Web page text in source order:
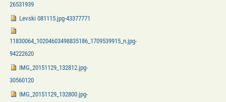
26531939
Levski 081115.jpg-43377771
11830064_10204603498835186_1709539915_n.jpg-
94222620
IMG_20151129_132812.jpg-
30560120
IMG_20151129_132800.jpg-